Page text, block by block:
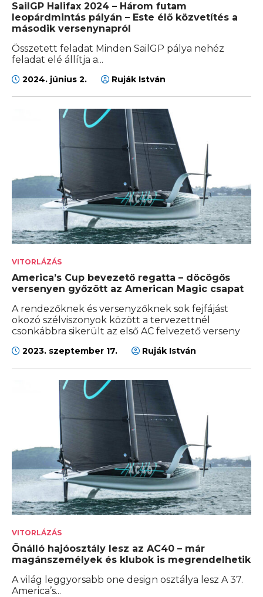
SailGP Halifax 2024 – Három futam
leopárdmintás pályán – Este élő közvetítés a
második versenynapról
Összetett feladat Minden SailGP pálya nehéz
feladat elé állítja a...
2024. június 2. Ruják István
VITORLÁZÁS
America’s Cup bevezető regatta – döcögős
versenyen győzött az American Magic csapat
A rendezőknek és versenyzőknek sok fejfájást
okozó szélviszonyok között a tervezettnél
csonkábbra sikerült az első AC felvezető verseny
2023. szeptember 17. Ruják István
VITORLÁZÁS
Önálló hajóosztály lesz az AC40 – már
magánszemélyek és klubok is megrendelhetik
A világ leggyorsabb one design osztálya lesz A 37.
America’s...